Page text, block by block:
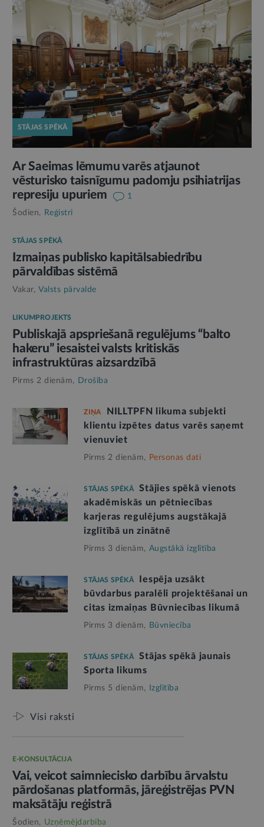
STĀJAS SPĒKĀ
Ar Saeimas lēmumu varēs atjaunot
vēsturisko taisnīgumu padomju psihiatrijas
represiju upuriem
1
Šodien,
Reģistri
STĀJAS SPĒKĀ
Izmaiņas publisko kapitālsabiedrību
pārvaldības sistēmā
Vakar, Valsts pārvalde
LIKUMPROJEKTS
Publiskajā apspriešanā regulējums “balto
hakeru” iesaistei valsts kritiskās
infrastruktūras aizsardzībā
Pirms 2 dienām, Drošība
ZIŅA
NILLTPFN likuma subjekti
klientu izpētes datus varēs saņemt
vienuviet
Pirms 2 dienām, Personas dati
STĀJAS SPĒKĀ
Stājies spēkā vienots
akadēmiskās un pētniecības
karjeras regulējums augstākajā
izglītībā un zinātnē
Pirms 3 dienām, Augstākā izglītība
STĀJAS SPĒKĀ
Iespēja uzsākt
būvdarbus paralēli projektēšanai un
citas izmaiņas Būvniecības likumā
Pirms 3 dienām, Būvniecība
STĀJAS SPĒKĀ
Stājas spēkā jaunais
Sporta likums
Pirms 5 dienām, Izglītība
Visi raksti
E-KONSULTĀCIJA
Vai, veicot saimniecisko darbību ārvalstu
pārdošanas platformās, jāreģistrējas PVN
maksātāju reģistrā
Šodien, Uzņēmējdarbība